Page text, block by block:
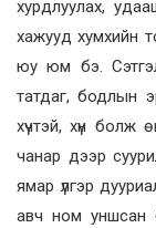
хурдлуулах,
хажууд хумхийн
юу юм бэ.
татдаг, бодлын
хүчтэй, хүн болж
чанар дээр
ямар үлгэр
авч ном уншсан